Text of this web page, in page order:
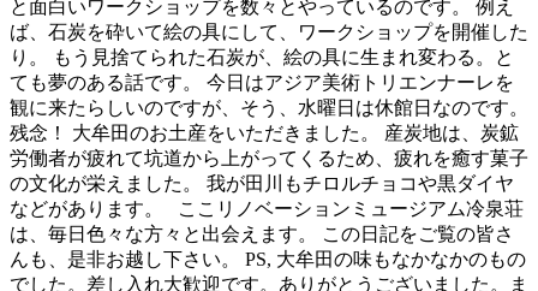
と面白いワークショップを数々とやっているのです。 例え
ば、石炭を砕いて絵の具にして、ワークショップを開催した
り。 もう見捨てられた石炭が、絵の具に生まれ変わる。と
ても夢のある話です。 今日はアジア美術トリエンナーレを
観に来たらしいのですが、そう、水曜日は休館日なのです。
残念！ 大牟田のお土産をいただきました。 産炭地は、炭鉱
労働者が疲れて坑道から上がってくるため、疲れを癒す菓子
の文化が栄えました。 我が田川もチロルチョコや黒ダイヤ
などがあります。 ここリノベーションミュージアム冷泉荘
は、毎日色々な方々と出会えます。 この日記をご覧の皆さ
んも、是非お越し下さい。 PS, 大牟田の味もなかなかのもの
でした。差し入れ大歓迎です。ありがとうございました。ま